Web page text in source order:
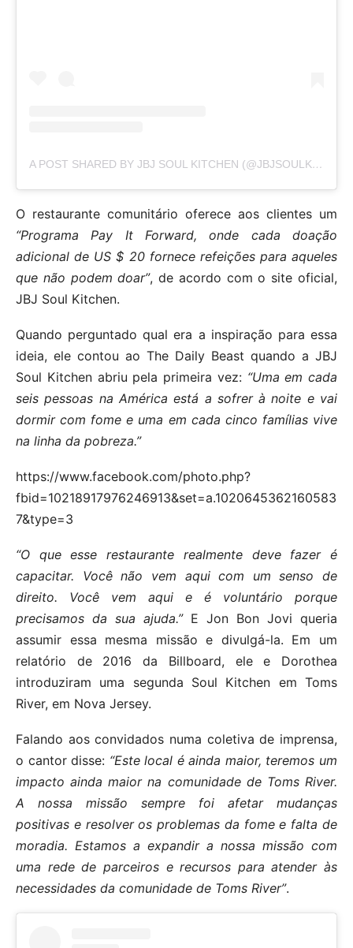
A POST SHARED BY JBJ SOUL KITCHEN (@JBJSOULKITCHEN)
O restaurante comunitário oferece aos clientes um
“Programa Pay It Forward, onde cada doação
adicional de US $ 20 fornece refeições para aqueles
que não podem doar”, de acordo com o site oficial,
JBJ Soul Kitchen.
Quando perguntado qual era a inspiração para essa
ideia, ele contou ao The Daily Beast quando a JBJ
Soul Kitchen abriu pela primeira vez: “Uma em cada
seis pessoas na América está a sofrer à noite e vai
dormir com fome e uma em cada cinco famílias vive
na linha da pobreza.”
https://www.facebook.com/photo.php?
fbid=10218917976246913&set=a.1020645362160583
7&type=3
“O que esse restaurante realmente deve fazer é
capacitar. Você não vem aqui com um senso de
direito. Você vem aqui e é voluntário porque
precisamos da sua ajuda.”E Jon Bon Jovi queria
assumir essa mesma missão e divulgá-la. Em um
relatório de 2016 da Billboard, ele e Dorothea
introduziram uma segunda Soul Kitchen em Toms
River, em Nova Jersey.
Falando aos convidados numa coletiva de imprensa,
o cantor disse: “Este local é ainda maior, teremos um
impacto ainda maior na comunidade de Toms River.
A nossa missão sempre foi afetar mudanças
positivas e resolver os problemas da fome e falta de
moradia. Estamos a expandir a nossa missão com
uma rede de parceiros e recursos para atender às
necessidades da comunidade de Toms River”.